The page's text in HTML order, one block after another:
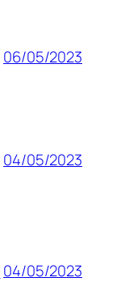
06/05/2023
04/05/2023
04/05/2023